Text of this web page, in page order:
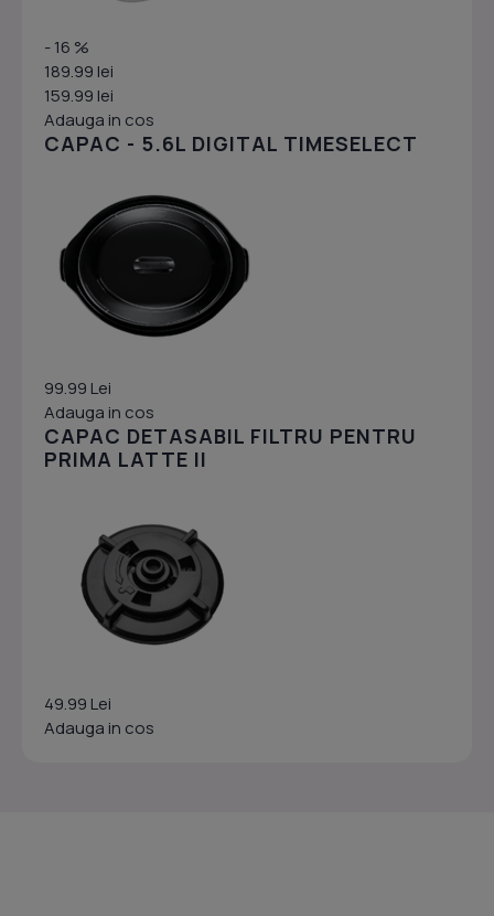
- 16 %
189.99 lei
159.99 lei
Adauga in cos
CAPAC - 5.6L DIGITAL TIMESELECT
99.99 Lei
Adauga in cos
CAPAC DETASABIL FILTRU PENTRU
PRIMA LATTE II
49.99 Lei
Adauga in cos